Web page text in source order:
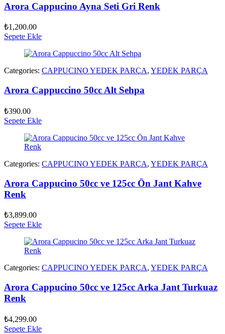
Arora Cappucino Ayna Seti Gri Renk
₺1,200.00
Sepete Ekle
Categories: CAPPUCINO YEDEK PARÇA, YEDEK PARÇA
Arora Cappuccino 50cc Alt Sehpa
₺390.00
Sepete Ekle
Categories: CAPPUCINO YEDEK PARÇA, YEDEK PARÇA
Arora Cappucino 50cc ve 125cc Ön Jant Kahve
Renk
₺3,899.00
Sepete Ekle
Categories: CAPPUCINO YEDEK PARÇA, YEDEK PARÇA
Arora Cappucino 50cc ve 125cc Arka Jant Turkuaz
Renk
₺4,299.00
Sepete Ekle